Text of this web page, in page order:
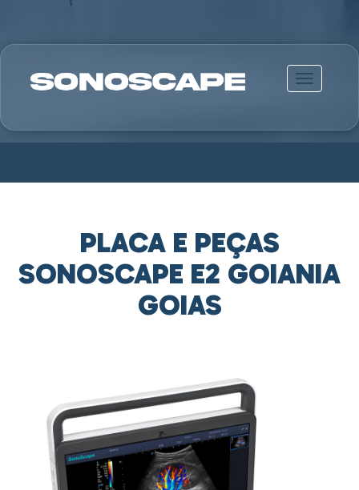
Alternar
PLACA E PEÇAS
SONOSCAPE E2 GOIANIA
GOIAS